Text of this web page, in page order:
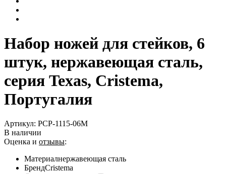
Набор ножей для стейков, 6
штук, нержавеющая сталь,
серия Texas, Cristema,
Португалия
Артикул: PCP-1115-06M
В наличии
Оценка и отзывы:
Материалнержавеющая сталь
БрендCristema